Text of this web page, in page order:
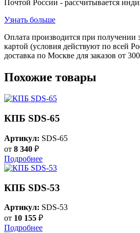
Почтой России - рассчитывается
Узнать больше
Оплата производится при получении
картой (условия действуют по всей
доставка по Москве для заказов от
Похожие товары
КПБ SDS-65
Артикул: SDS-65
от 8 340 ₽
Подробнее
КПБ SDS-53
Артикул: SDS-53
от 10 155 ₽
Подробнее